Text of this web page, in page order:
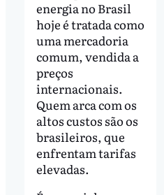
energia no Brasil
hoje é tratada como
uma mercadoria
comum, vendida a
preços
internacionais.
Quem arca com os
altos custos são os
brasileiros, que
enfrentam tarifas
elevadas.